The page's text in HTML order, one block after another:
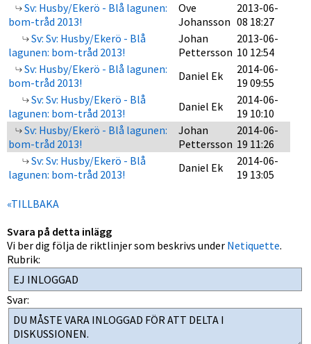
Sv: Husby/Ekerö - Blå lagunen:
bom-tråd 2013!
Ove
Johansson
2013-06-
08 18:27
Sv: Sv: Husby/Ekerö - Blå
lagunen: bom-tråd 2013!
Johan
Pettersson
2013-06-
10 12:54
Sv: Husby/Ekerö - Blå lagunen:
bom-tråd 2013!
Daniel Ek
2014-06-
19 09:55
Sv: Sv: Husby/Ekerö - Blå
lagunen: bom-tråd 2013!
Daniel Ek
2014-06-
19 10:10
Sv: Husby/Ekerö - Blå lagunen:
bom-tråd 2013!
Johan
Pettersson
2014-06-
19 11:26
Sv: Sv: Husby/Ekerö - Blå
lagunen: bom-tråd 2013!
Daniel Ek
2014-06-
19 13:05
«TILLBAKA
Svara på detta inlägg
Vi ber dig följa de riktlinjer som beskrivs under Netiquette.
Rubrik:
Svar: